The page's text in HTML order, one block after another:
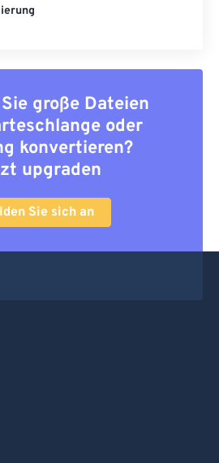
große Dateien
oder
konvertieren?
upgraden
Sie sich an